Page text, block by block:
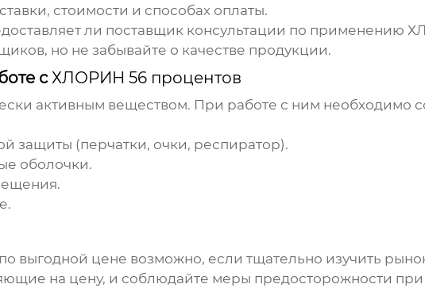
стоимости и способах оплаты.
ли поставщик консультации по применению
но не забывайте о качестве продукции.
сХЛОРИН 56 процентов
активным веществом. При работе с ним необходимо
защиты (перчатки, очки, респиратор).
оболочки.
выгодной цене возможно, если тщательно изучить
на цену, и соблюдайте меры предосторожности